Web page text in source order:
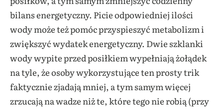
bilans energetyczny. Picie odpowiedniej ilości
wody może też pomóc przyspieszyć metabolizm i
zwiększyć wydatek energetyczny. Dwie szklanki
wody wypite przed posiłkiem wypełniają żołądek
na tyle, że osoby wykorzystujące ten prosty trik
faktycznie zjadają mniej, a tym samym więcej
zrzucają na wadze niż te, które tego nie robią (przy